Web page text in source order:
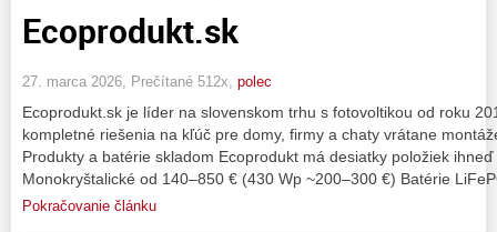
Ecoprodukt.sk
27. marca 2026, Prečítané 512x, polec
Ecoprodukt.sk je líder na slovenskom trhu s fotovoltikou od roku
kompletné riešenia na kľúč pre domy, firmy a chaty vrátane
Produkty a batérie skladom Ecoprodukt má desiatky položiek
Monokryštalické od 140–850 € (430 Wp ~200–300 €) Batérie
Pokračovanie článku